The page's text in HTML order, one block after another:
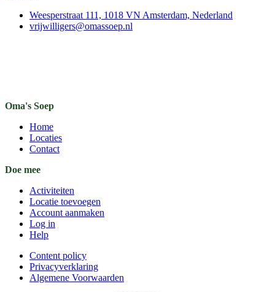
Weesperstraat 111, 1018 VN Amsterdam, Nederland
vrijwilligers@omassoep.nl
Oma's Soep
Home
Locaties
Contact
Doe mee
Activiteiten
Locatie toevoegen
Account aanmaken
Log in
Help
Content policy
Privacyverklaring
Algemene Voorwaarden